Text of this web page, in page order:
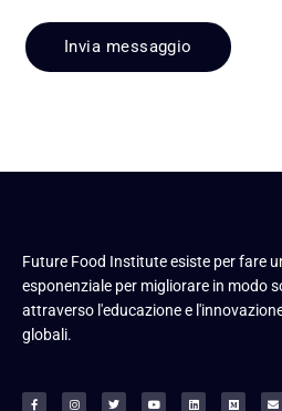
Invia messaggio
Future Food Institute esiste per fare
esponenziale per migliorare in modo
attraverso l'educazione e
globali.